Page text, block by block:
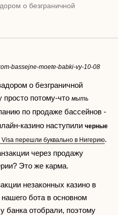
о безграничной
bassejne-moete-babki-vy-10-08
о безграничной
потому-что мыть
по продаже бассейнов -
казино наступили черные
Visa перешли буквально в Нигерию.
через продажу
Это же карма.
незаконных казино в
бота в основном
банка отобрали, поэтому